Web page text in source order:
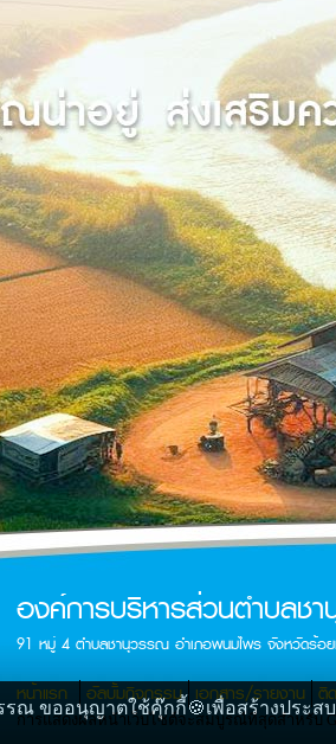
องค์การบริหารส่วนตำบลช
91 หมู่ 4 ตำบลชานุวรรณ อำเภอพนมไพร จังหวัดร้อ
หน้าแรก อัลบั้มกิจกรรม เอกสาร/รายงาน ติ
การแสดงผลหน้าเว็บไซต์จะสมบูรณ์ที่สุดสำหรับ
รณ ขออนุญาตใช้คุ๊กกี้🍪เพื่อสร้างประ